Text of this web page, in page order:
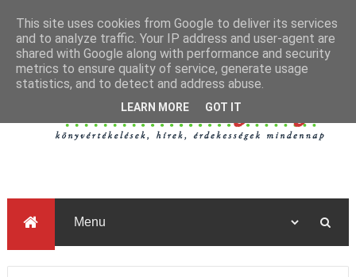
This site uses cookies from Google to deliver its services
and to analyze traffic. Your IP address and user-agent are
shared with Google along with performance and security
metrics to ensure quality of service, generate usage
statistics, and to detect and address abuse.
LEARN MORE GOT IT